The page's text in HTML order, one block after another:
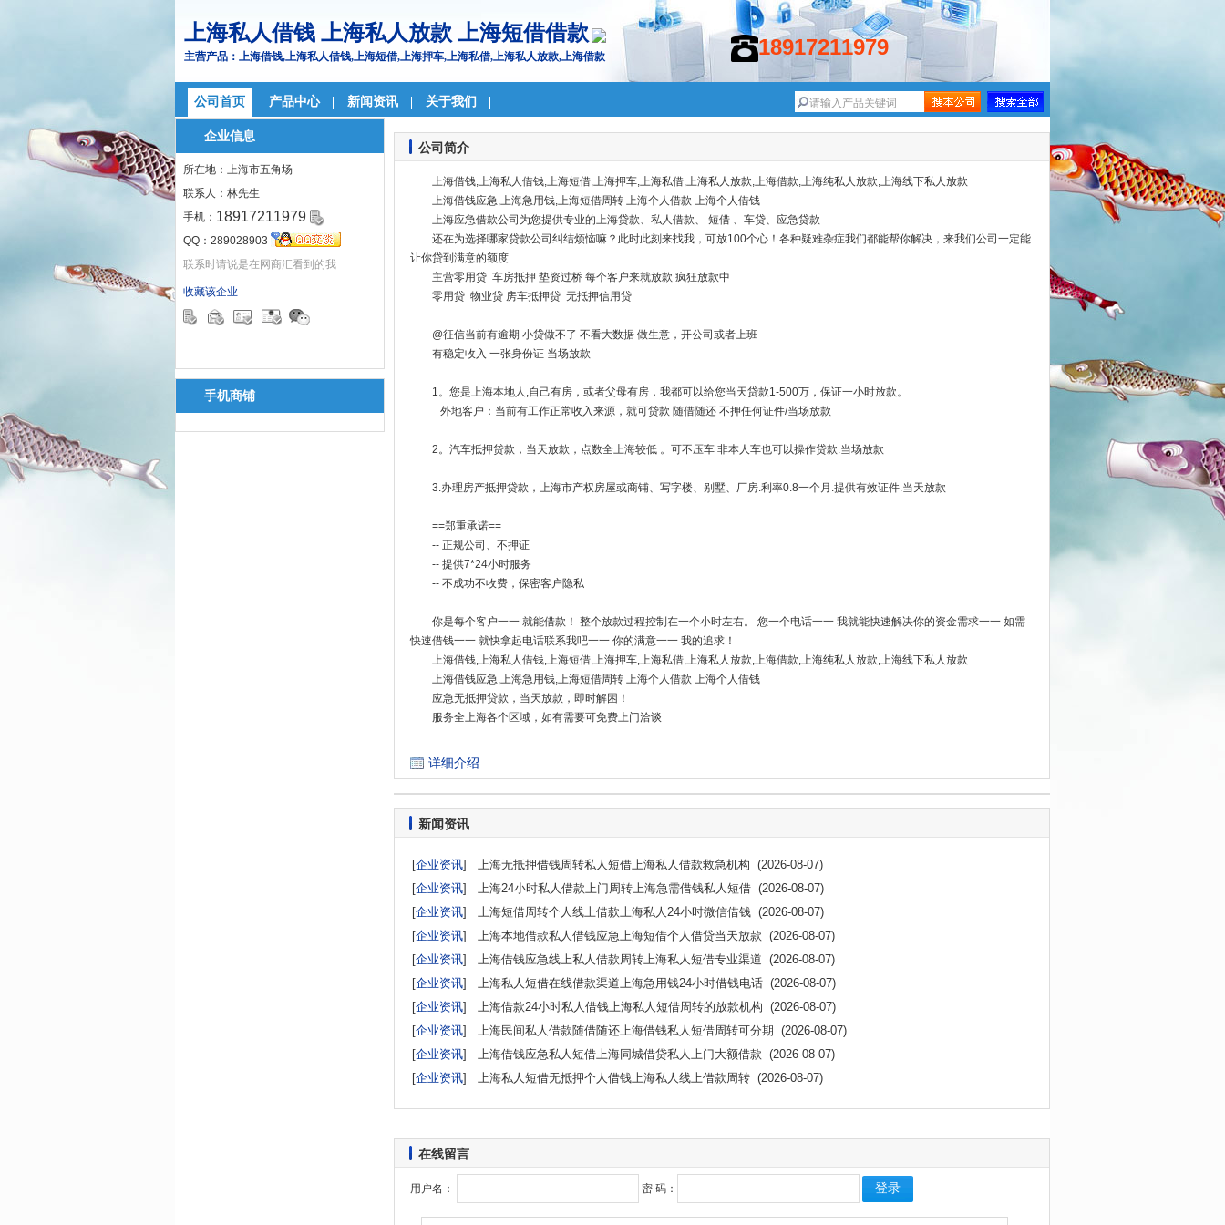
上海私人借钱 上海私人放款 上海短借借款
主营产品：上海借钱,上海私人借钱,上海短借,上海押车,上海私借,上海私人放款,上海借款 18917211979
公司首页 产品中心 新闻资讯 关于我们
企业信息
所在地：上海市五角场
联系人： 林先生
手机： 18917211979
QQ： 289028903
联系时请说是在网商汇看到的我
收藏该企业
手机商铺
公司简介
上海借钱,上海私人借钱,上海短借,上海押车,上海私借,上海私人放款,上海借款,上海纯私人放款,上海线下私人放款
上海借钱应急,上海急用钱,上海短借周转 上海个人借款 上海个人借钱
上海应急借款公司为您提供专业的上海贷款、私人借款、 短借 、车贷、应急贷款
还在为选择哪家贷款公司纠结烦恼嘛？此时此刻来找我，可放100个心！各种疑难杂症我们都能帮你解决，来我们公司一定能
让你贷到满意的额度
主营零用贷 车房抵押 垫资过桥 每个客户来就放款 疯狂放款中
零用贷 物业贷 房车抵押贷 无抵押信用贷
@征信当前有逾期 小贷做不了 不看大数据 做生意，开公司或者上班
有稳定收入 一张身份证 当场放款
1。您是上海本地人,自己有房，或者父母有房，我都可以给您当天贷款1-500万，保证一小时放款。
外地客户：当前有工作正常收入来源，就可贷款 随借随还 不押任何证件/当场放款
2。汽车抵押贷款，当天放款，点数全上海较低 。可不压车 非本人车也可以操作贷款.当场放款
3.办理房产抵押贷款，上海市产权房屋或商铺、写字楼、别墅、厂房.利率0.8一个月.提供有效证件.当天放款
==郑重承诺==
-- 正规公司、不押证
-- 提供7*24小时服务
-- 不成功不收费，保密客户隐私
你是每个客户一一 就能借款！ 整个放款过程控制在一个小时左右。 您一个电话一一 我就能快速解决你的资金需求一一 如需
快速借钱一一 就快拿起电话联系我吧一一 你的满意一一 我的追求！
上海借钱,上海私人借钱,上海短借,上海押车,上海私借,上海私人放款,上海借款,上海纯私人放款,上海线下私人放款
上海借钱应急,上海急用钱,上海短借周转 上海个人借款 上海个人借钱
应急无抵押贷款，当天放款，即时解困！
服务全上海各个区域，如有需要可免费上门洽谈
详细介绍
新闻资讯
[企业资讯] 上海无抵押借钱周转私人短借上海私人借款救急机构 (2026-08-07)
[企业资讯] 上海24小时私人借款上门周转上海急需借钱私人短借 (2026-08-07)
[企业资讯] 上海短借周转个人线上借款上海私人24小时微信借钱 (2026-08-07)
[企业资讯] 上海本地借款私人借钱应急上海短借个人借贷当天放款 (2026-08-07)
[企业资讯] 上海借钱应急线上私人借款周转上海私人短借专业渠道 (2026-08-07)
[企业资讯] 上海私人短借在线借款渠道上海急用钱24小时借钱电话 (2026-08-07)
[企业资讯] 上海借款24小时私人借钱上海私人短借周转的放款机构 (2026-08-07)
[企业资讯] 上海民间私人借款随借随还上海借钱私人短借周转可分期 (2026-08-07)
[企业资讯] 上海借钱应急私人短借上海同城借贷私人上门大额借款 (2026-08-07)
[企业资讯] 上海私人短借无抵押个人借钱上海私人线上借款周转 (2026-08-07)
在线留言
用户名： 密 码：